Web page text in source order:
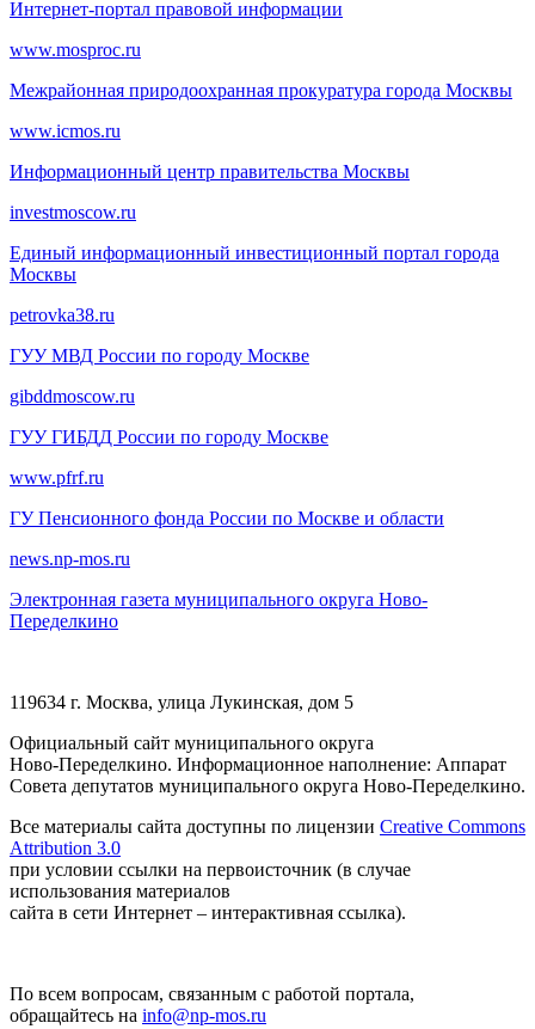
Интернет-портал правовой информации
www.mosproc.ru
Межрайонная природоохранная прокуратура города Москвы
www.icmos.ru
Информационный центр правительства Москвы
investmoscow.ru
Единый информационный инвестиционный портал города
Москвы
petrovka38.ru
ГУУ МВД России по городу Москве
gibddmoscow.ru
ГУУ ГИБДД России по городу Москве
www.pfrf.ru
ГУ Пенсионного фонда России по Москве и области
news.np-mos.ru
Электронная газета муниципального округа Ново-
Переделкино
119634 г. Москва, улица Лукинская, дом 5
Официальный сайт муниципального округа
Ново-Переделкино. Информационное наполнение: Аппарат
Совета депутатов муниципального округа Ново-Переделкино.
Все материалы сайта доступны по лицензии Creative Commons
Attribution 3.0
при условии ссылки на первоисточник (в случае
использования материалов
сайта в сети Интернет – интерактивная ссылка).
По всем вопросам, связанным с работой портала,
обращайтесь на info@np-mos.ru